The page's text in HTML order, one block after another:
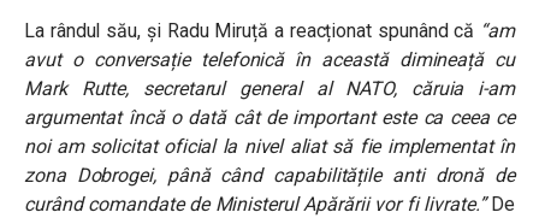
La rândul său, și Radu Miruță a reacționat spunând că “am
avut o conversație telefonică în această dimineață cu
Mark Rutte, secretarul general al NATO, căruia i-am
argumentat încă o dată cât de important este ca ceea ce
noi am solicitat oficial la nivel aliat să fie implementat în
zona Dobrogei, până când capabilitățile anti dronă de
curând comandate de Ministerul Apărării vor fi livrate.”De